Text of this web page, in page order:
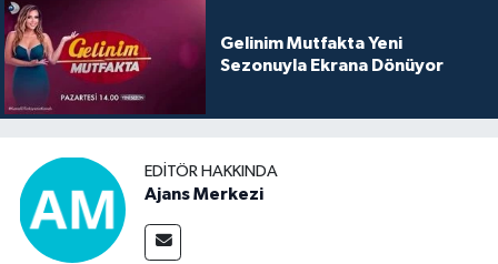
Gelinim Mutfakta Yeni
Sezonuyla Ekrana Dönüyor
EDITÖR HAKKINDA
Ajans Merkezi